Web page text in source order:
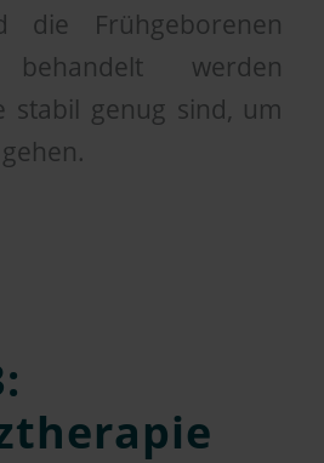
die Frühgeborenen
behandelt werden
stabil genug sind, um